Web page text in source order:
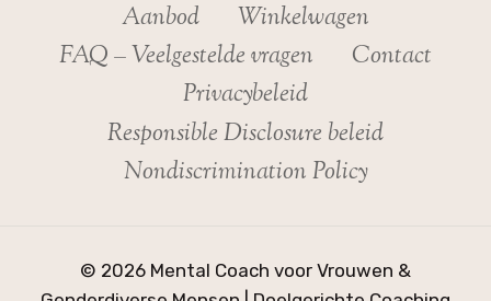
Aanbod
Winkelwagen
FAQ – Veelgestelde vragen
Contact
Privacybeleid
Responsible Disclosure beleid
Nondiscrimination Policy
© 2026 Mental Coach voor Vrouwen &